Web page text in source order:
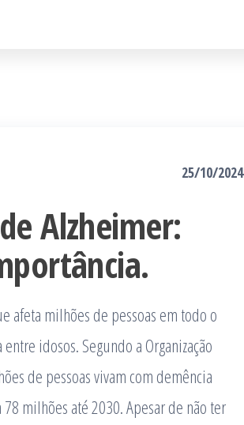
25/10/2024
Alzheimer:
afeta milhões de pessoas em todo o
idosos. Segundo a Organização
de pessoas vivam com demência
milhões até 2030. Apesar de não ter